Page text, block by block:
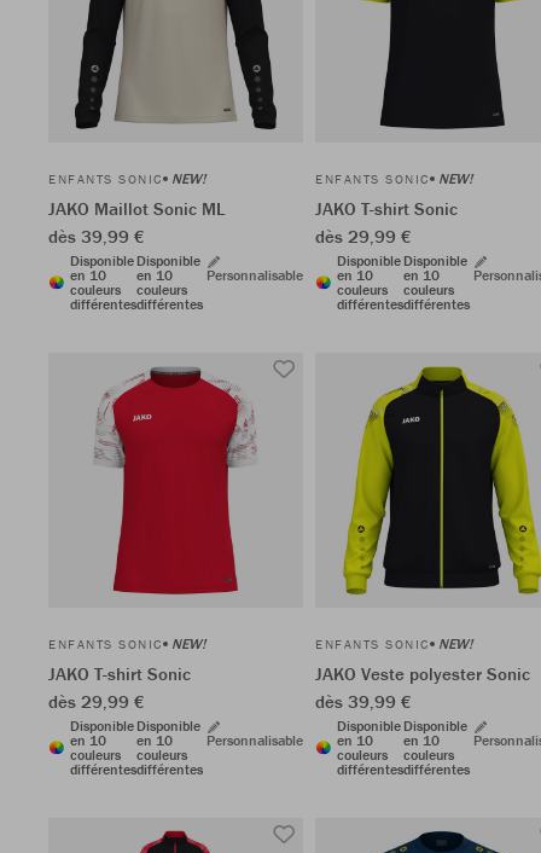
ENFANTS SONIC NEW!
JAKO Maillot Sonic ML
dès 39,99 €
Disponible
en 10
couleurs
différentes
Disponible
en 10
couleurs
différentes
Personnalisable
ENFANTS SONIC NEW!
JAKO T-shirt Sonic
dès 29,99 €
Disponible
en 10
couleurs
différentes
Disponible
en 10
couleurs
différentes
ENFANTS SONIC NEW!
JAKO T-shirt Sonic
dès 29,99 €
Disponible
en 10
couleurs
différentes
Disponible
en 10
couleurs
différentes
Personnalisable
ENFANTS SONIC NEW!
JAKO Veste polyester Sonic
dès 39,99 €
Disponible
en 10
couleurs
différentes
Disponible
en 10
couleurs
différentes